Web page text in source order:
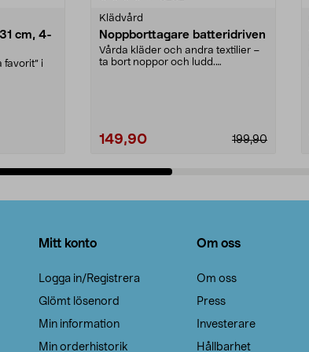
cm, 4-
i
Klädvård
Noppborttagare batteridriven
Vårda kläder och andra textilier –
ta bort noppor och ludd.
199,90
149,90
Mitt konto
Logga in/Registrera
Glömt lösenord
Min information
Min orderhistorik
Om oss
Om oss
Press
Investerare
Hållbarhet